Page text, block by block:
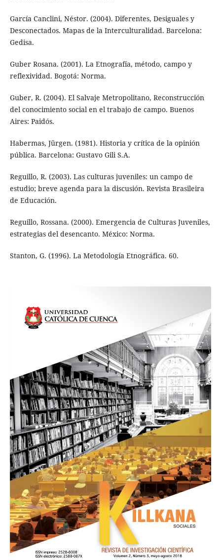
García Canclini, Néstor. (2004). Diferentes, Desiguales y
Desconectados. Mapas de la Interculturalidad. Barcelona:
Gedisa.
Guber Rosana. (2001). La Etnografía, método, campo y
reflexividad. Bogotá: Norma.
Guber, R. (2004). El Salvaje Metropolitano, Reconstrucción
del conocimiento social en el trabajo de campo. Buenos
Aires: Paidós.
Habermas, Jürgen. (1981). Historia y crítica de la opinión
pública. Barcelona: Gustavo Gili S.A.
Reguillo, R. (2003). Las culturas juveniles: un campo de
estudio; breve agenda para la discusión. Revista Brasileira
de Educación.
Reguillo, Rossana. (2000). Emergencia de Culturas Juveniles,
estrategias del desencanto. México: Norma.
Stanton, G. (1996). La Metodología Etnográfica. 60.